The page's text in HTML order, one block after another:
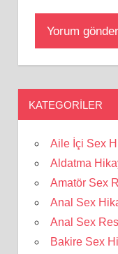
KATEGORILER
Aile İçi Sex
Aldatma
Amatör Sex
Anal Sex
Anal Sex
Bakire Sex